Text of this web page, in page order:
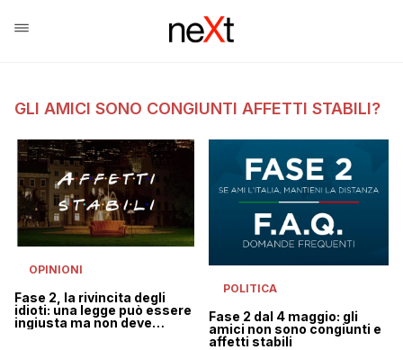
GLI AMICI SONO CONGIUNTI AFFETTI STABILI?
OPINIONI
Fase 2, la rivincita degli
idioti: una legge può essere
ingiusta ma non deve
POLITICA
Fase 2 dal 4 maggio: gli
amici non sono congiunti e
affetti stabili